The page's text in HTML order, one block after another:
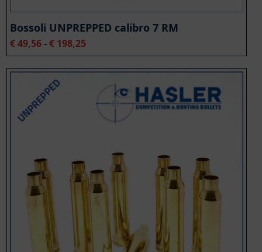
Bossoli UNPREPPED calibro 7 RM
€49,56-€198,25Fascia
di
prezzo:
€ 49,56
€ 198,25